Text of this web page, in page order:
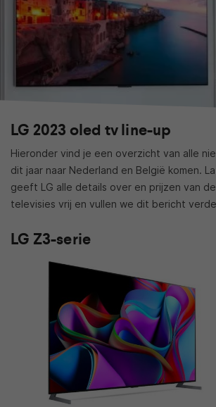
LG 2023 oled tv line-up
Hieronder vind je een overzicht van alle
dit jaar naar Nederland en België komen.
geeft LG alle details over en prijzen van
televisies vrij en vullen we dit bericht
LG Z3-serie